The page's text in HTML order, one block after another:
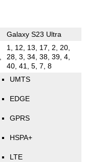
Galaxy S23 Ultra
1, 12, 13, 17, 2, 20,
28, 3, 34, 38, 39, 4,
40, 41, 5, 7, 8
UMTS
EDGE
GPRS
HSPA+
LTE